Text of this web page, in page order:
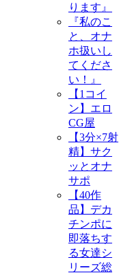
ります』
『私のこ
と、オナ
ホ扱いし
てくださ
い！』
【1コイ
ン】エロ
CG屋
【3分×7射
精】サク
ッとオナ
サポ
【40作
品】デカ
チンポに
即落ちす
る女達シ
リーズ総